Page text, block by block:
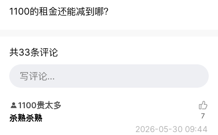
1100的租金还能减到哪？
共33条评论
1100贵太多
杀熟杀熟
2026-05-30 09:44
7